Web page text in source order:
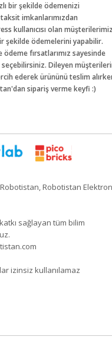
bir şekilde ödemenizi
imkanlarımızdan
kullanıcısı olan
şekilde ödemelerini yapabilir.
ödeme fırsatlarımız sayesinde
Dileyen
ederek ürününü teslim
sipariş verme keyfi :)
Robotistan
sağlayan tüm bilim
izinsiz kullanılamaz